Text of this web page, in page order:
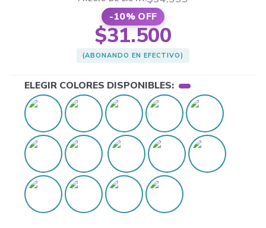
-10% OFF
precio
original
$34.999.
$31.500
precio
actual
$31.500.
(ABONANDO EN EFECTIVO)
ELEGIR COLORES DISPONIBLES: